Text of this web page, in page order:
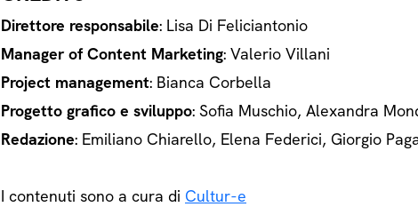
Direttore responsabile: Lisa Di Feliciantonio
Manager of Content Marketing: Valerio Villani
Project management: Bianca Corbella
Progetto grafico e sviluppo: Sofia Muschio, Alexandra
Redazione: Emiliano Chiarello, Elena Federici, Giorgio
I contenuti sono a cura di Cultur-e